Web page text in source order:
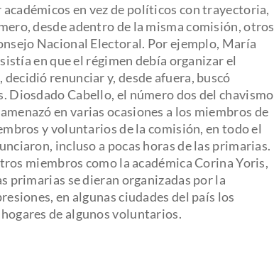
en vez de políticos con trayectoria,
desde adentro de la misma comisión, otros
Nacional Electoral. Por ejemplo, María
en que el régimen debía organizar el
renunciar y, desde afuera, buscó
Cabello, el número dos del chavismo
en varias ocasiones a los miembros de
y voluntarios de la comisión, en todo el
incluso a pocas horas de las primarias.
miembros como la académica Corina Yoris,
primarias se dieran organizadas por la
en algunas ciudades del país los
de algunos voluntarios.